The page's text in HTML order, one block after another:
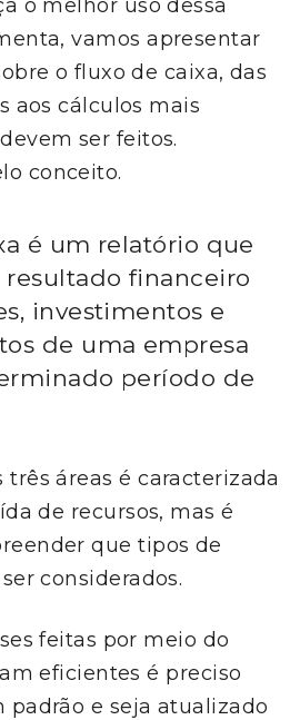
o melhor uso dessa
vamos apresentar
o fluxo de caixa, das
aos cálculos mais
ser feitos.
conceito.
é um relatório que
resultado financeiro
investimentos e
de uma empresa
período de
três áreas é caracterizada
de recursos, mas é
que tipos de
considerados.
feitas por meio do
eficientes é preciso
padrão e seja atualizado